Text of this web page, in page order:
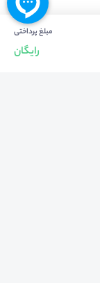
مبلغ پرداختی
رایگان